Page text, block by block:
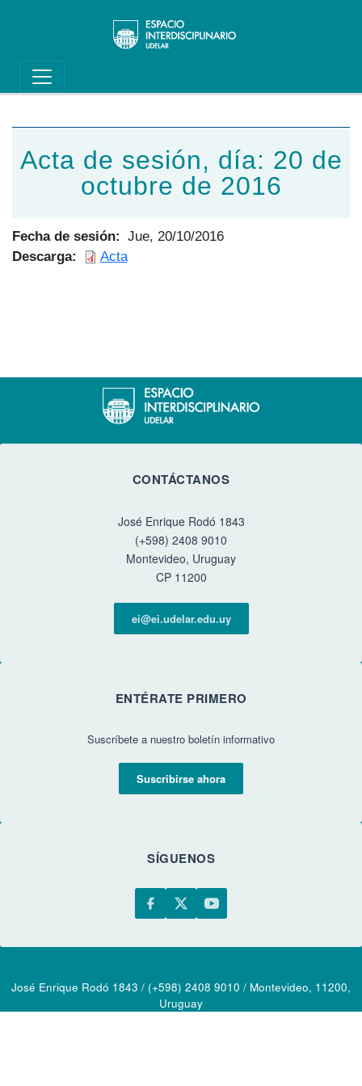
Main navigation
Acta de sesión, día: 20 de
octubre de 2016
Fecha de sesión
Jue, 20/10/2016
Descarga
Acta
CONTÁCTANOS
José Enrique Rodó 1843
(+598) 2408 9010
Montevideo, Uruguay
CP 11200
ei@ei.udelar.edu.uy
ENTÉRATE PRIMERO
Suscríbete a nuestro boletín informativo
Suscribirse ahora
SÍGUENOS
José Enrique Rodó 1843 / (+598) 2408 9010 / Montevideo, 11200,
Uruguay